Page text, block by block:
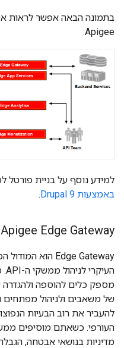
בתמונה הבאה אפשר לראות
Apigee:
למידע נוסף על בניית פורטל
באמצעות Drupal 9
.
Apigee Edge Gateway
של משאבים ולניהול
מדיניות בנושאי אבטחה,